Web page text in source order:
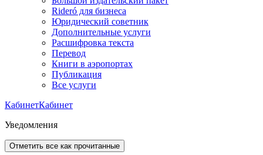
Rideró для бизнеса
Юридический советник
Дополнительные услуги
Расшифровка текста
Перевод
Книги в аэропортах
Публикация
Все услуги
КабинетКабинет
Уведомления
Отметить все как прочитанные